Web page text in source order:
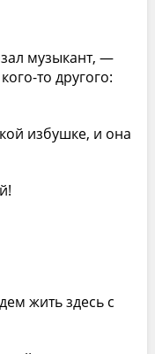
музыкант, —
то другого:
избушке, и она
жить здесь с